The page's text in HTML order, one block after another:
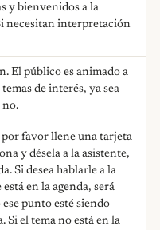
y bienvenidos a la
necesitan interpretación
El público es animado a
de interés, ya sea
no.
favor llene una tarjeta
y désela a la asistente,
Si desea hablarle a la
en la agenda, será
punto esté siendo
Si el tema no está en la